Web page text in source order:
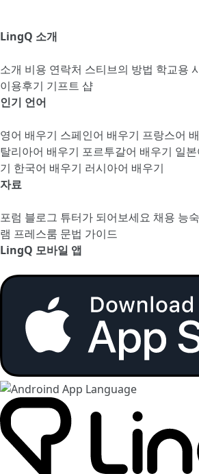
LingQ 소개
소개 비용 연락처 스티브의 방법 학교용
이용후기 기프트 샵
인기 언어
영어 배우기 스페인어 배우기 프랑스어
탈리아어 배우기 포르투갈어 배우기 일
기 한국어 배우기 러시아어 배우기
자료
포럼 블로그 튜터가 되어보세요 채용 능
램 프레스룸 문법 가이드
LingQ 모바일 앱